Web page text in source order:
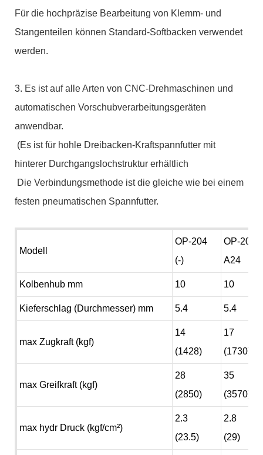
Für die hochpräzise Bearbeitung von Klemm- und
Stangenteilen können Standard-Softbacken verwendet
werden.
3. Es ist auf alle Arten von CNC-Drehmaschinen und
automatischen Vorschubverarbeitungsgeräten
anwendbar.
(Es ist für hohle Dreibacken-Kraftspannfutter mit
hinterer Durchgangslochstruktur erhältlich
Die Verbindungsmethode ist die gleiche wie bei einem
festen pneumatischen Spannfutter.
Modell
OP-204
(-)
OP-205
A24
Kolbenhub mm 10 10
Kieferschlag (Durchmesser) mm 5.4 5.4
max Zugkraft (kgf)
14
(1428)
17
(1730)
max Greifkraft (kgf)
28
(2850)
35
(3570)
max hydr Druck (kgf/cm²)
2.3
(23.5)
2.8
(29)